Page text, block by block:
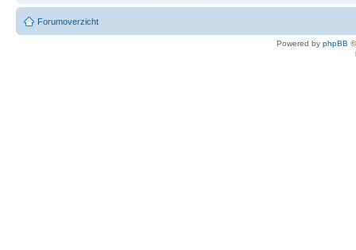
Forumoverzicht
Powered by phpBB